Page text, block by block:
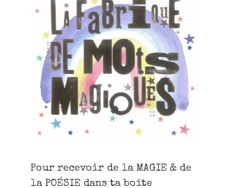
Pour recevoir de la MAGIE & de
la POÉSIE dans ta boîte